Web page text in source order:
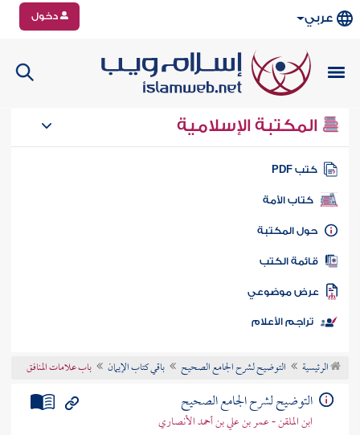
عربي دخول
المكتبة الإسلامية
كتب PDF
كتاب الأمة
المكتبة
الكتب
موضوعي
تراجم الأعلام
الرئيسية التوضيح لشرح الجامع الصحيح باقي كتاب الإيمان باب علامات المنافق
التوضيح لشرح الجامع الصحيح
ابن الملقن - عمر بن علي بن أحمد الأنصاري